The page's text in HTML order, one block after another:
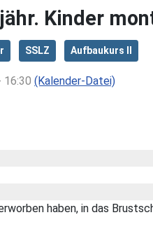
Kinder
SSLZ Aufbaukurs II
16:30 (Kalender-Datei)
haben, in das